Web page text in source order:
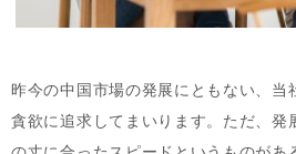
昨今の中国市場の発展にともない、当
貪欲に追求してまいります。ただ、発